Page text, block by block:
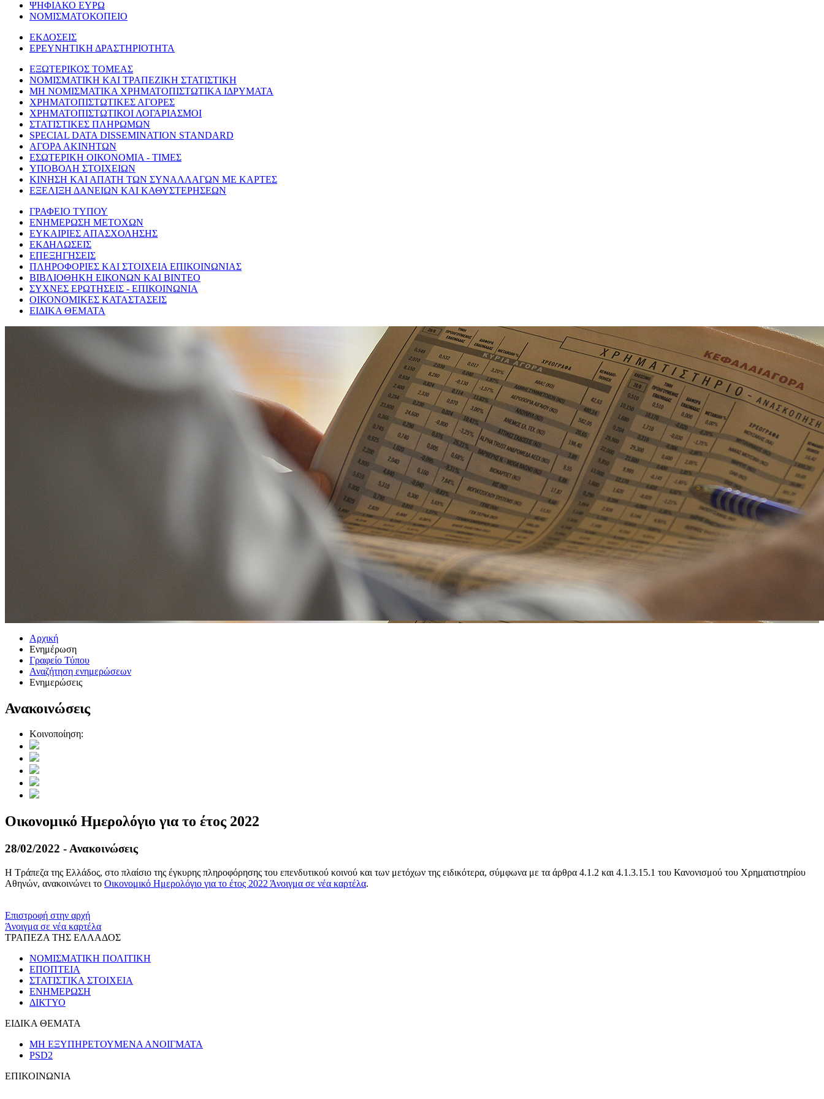
ΨΗΦΙΑΚΟ ΕΥΡΩ
ΝΟΜΙΣΜΑΤΟΚΟΠΕΙΟ
ΕΚΔΟΣΕΙΣ
ΕΡΕΥΝΗΤΙΚΗ ΔΡΑΣΤΗΡΙΟΤΗΤΑ
ΕΞΩΤΕΡΙΚΟΣ ΤΟΜΕΑΣ
ΝΟΜΙΣΜΑΤΙΚΗ ΚΑΙ ΤΡΑΠΕΖΙΚΗ ΣΤΑΤΙΣΤΙΚΗ
ΜΗ ΝΟΜΙΣΜΑΤΙΚΑ ΧΡΗΜΑΤΟΠΙΣΤΩΤΙΚΑ ΙΔΡΥΜΑΤΑ
ΧΡΗΜΑΤΟΠΙΣΤΩΤΙΚΕΣ ΑΓΟΡΕΣ
ΧΡΗΜΑΤΟΠΙΣΤΩΤΙΚΟΙ ΛΟΓΑΡΙΑΣΜΟΙ
ΣΤΑΤΙΣΤΙΚΕΣ ΠΛΗΡΩΜΩΝ
SPECIAL DATA DISSEMINATION STANDARD
ΑΓΟΡΑ ΑΚΙΝΗΤΩΝ
ΕΣΩΤΕΡΙΚΗ ΟΙΚΟΝΟΜΙΑ - ΤΙΜΕΣ
ΥΠΟΒΟΛΗ ΣΤΟΙΧΕΙΩΝ
ΚΙΝΗΣΗ ΚΑΙ ΑΠΑΤΗ ΤΩΝ ΣΥΝΑΛΛΑΓΩΝ ΜΕ ΚΑΡΤΕΣ
ΕΞΕΛΙΞΗ ΔΑΝΕΙΩΝ ΚΑΙ ΚΑΘΥΣΤΕΡΗΣΕΩΝ
ΓΡΑΦΕΙΟ ΤΥΠΟΥ
ΕΝΗΜΕΡΩΣΗ ΜΕΤΟΧΩΝ
ΕΥΚΑΙΡΙΕΣ ΑΠΑΣΧΟΛΗΣΗΣ
ΕΚΔΗΛΩΣΕΙΣ
ΕΠΕΞΗΓΗΣΕΙΣ
ΠΛΗΡΟΦΟΡΙΕΣ ΚΑΙ ΣΤΟΙΧΕΙΑ ΕΠΙΚΟΙΝΩΝΙΑΣ
ΒΙΒΛΙΟΘΗΚΗ ΕΙΚΟΝΩΝ ΚΑΙ ΒΙΝΤΕΟ
ΣΥΧΝΕΣ ΕΡΩΤΗΣΕΙΣ - ΕΠΙΚΟΙΝΩΝΙΑ
ΟΙΚΟΝΟΜΙΚΕΣ ΚΑΤΑΣΤΑΣΕΙΣ
ΕΙΔΙΚΑ ΘΕΜΑΤΑ
Αρχική
Ενημέρωση
Γραφείο Τύπου
Αναζήτηση ενημερώσεων
Ενημερώσεις
Ανακοινώσεις
Κοινοποίηση:
Οικονομικό Ημερολόγιο για το έτος 2022
28/02/2022 - Ανακοινώσεις
Η Τράπεζα της Ελλάδος, στο πλαίσιο της έγκυρης πληροφόρησης του επενδυτικού κοινού και των μετόχων της ειδικότερα, σύμφωνα με τα άρθρα 4.1.2 και 4.1.3.15.1 του Κανονισμού του Χρηματιστηρίου
Αθηνών, ανακοινώνει το Οικονομικό Ημερολόγιο για το έτος 2022 Άνοιγμα σε νέα καρτέλα.
Επιστροφή στην αρχή
Άνοιγμα σε νέα καρτέλα
ΤΡΑΠΕΖΑ ΤΗΣ ΕΛΛΑΔΟΣ
ΝΟΜΙΣΜΑΤΙΚΗ ΠΟΛΙΤΙΚΗ
ΕΠΟΠΤΕΙΑ
ΣΤΑΤΙΣΤΙΚΑ ΣΤΟΙΧΕΙΑ
ΕΝΗΜΕΡΩΣΗ
ΔΙΚΤΥΟ
ΕΙΔΙΚΑ ΘΕΜΑΤΑ
ΜΗ ΕΞΥΠΗΡΕΤΟΥΜΕΝΑ ΑΝΟΙΓΜΑΤΑ
PSD2
ΕΠΙΚΟΙΝΩΝΙΑ